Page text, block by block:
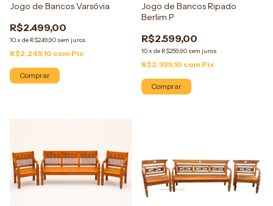
Jogo de Bancos Varsóvia
R$2.499,00
10x de R$249,90 sem juros
R$2.249,10 com Pix
Comprar
Jogo de Bancos Ripado
Berlim P
R$2.599,00
10x de R$259,90 sem juros
R$2.339,10 com Pix
Comprar